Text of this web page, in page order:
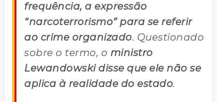
frequência, a expressão
“narcoterrorismo” para se referir
ao crime organizado. Questionado
sobre o termo, o ministro
Lewandowski disse que ele não se
aplica à realidade do estado.